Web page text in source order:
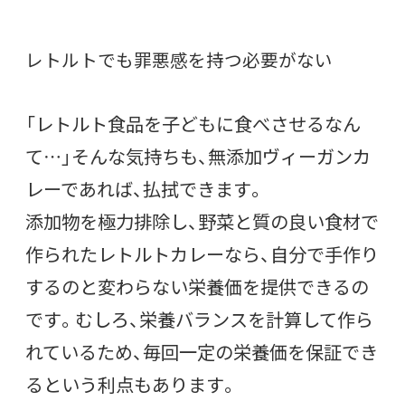
レトルトでも罪悪感を持つ必要がない
「レトルト食品を子どもに食べさせるなん
て…」そんな気持ちも、無添加ヴィーガンカ
レーであれば、払拭できます。
添加物を極力排除し、野菜と質の良い食材で
作られたレトルトカレーなら、自分で手作り
するのと変わらない栄養価を提供できるの
です。むしろ、栄養バランスを計算して作ら
れているため、毎回一定の栄養価を保証でき
るという利点もあります。